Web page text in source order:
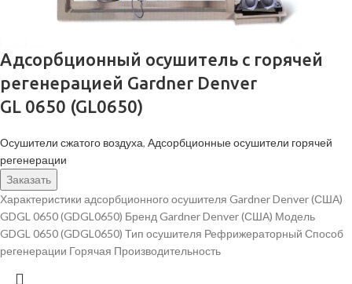
Адсорбционный осушитель c горячей
регенерацией Gardner Denver
GL 0650 (GL0650)
Осушители сжатого воздуха, Адсорбционные осушители горячей
регенерации
Заказать
Характеристики адсорбционного осушителя Gardner Denver (США)
GDGL 0650 (GDGL0650) Бренд Gardner Denver (США) Модель
GDGL 0650 (GDGL0650) Тип осушителя Рефрижераторный Способ
регенерации Горячая Производительность